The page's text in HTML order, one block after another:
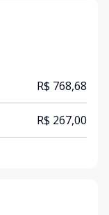
R$ 768,68
R$ 267,00